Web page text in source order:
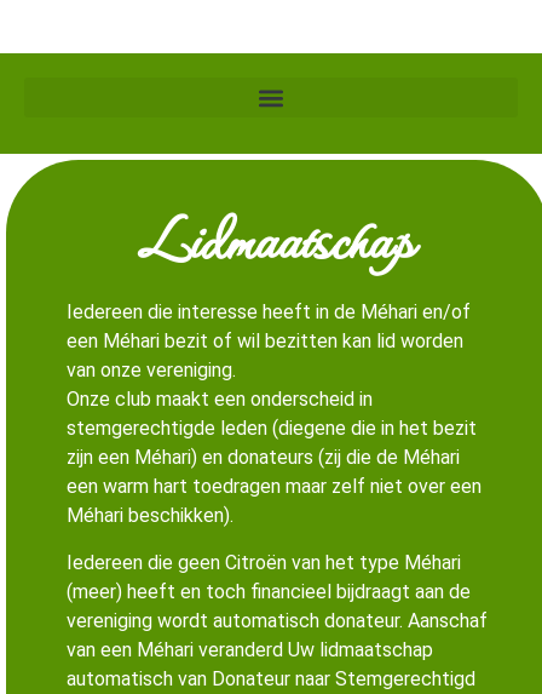
Lidmaatschap
Iedereen die interesse heeft in de Méhari en/of
een Méhari bezit of wil bezitten kan lid worden
van onze vereniging.
Onze club maakt een onderscheid in
stemgerechtigde leden (diegene die in het bezit
zijn een Méhari) en donateurs (zij die de Méhari
een warm hart toedragen maar zelf niet over een
Méhari beschikken).
Iedereen die geen Citroën van het type Méhari
(meer) heeft en toch financieel bijdraagt aan de
vereniging wordt automatisch donateur. Aanschaf
van een Méhari veranderd Uw lidmaatschap
automatisch van Donateur naar Stemgerechtigd